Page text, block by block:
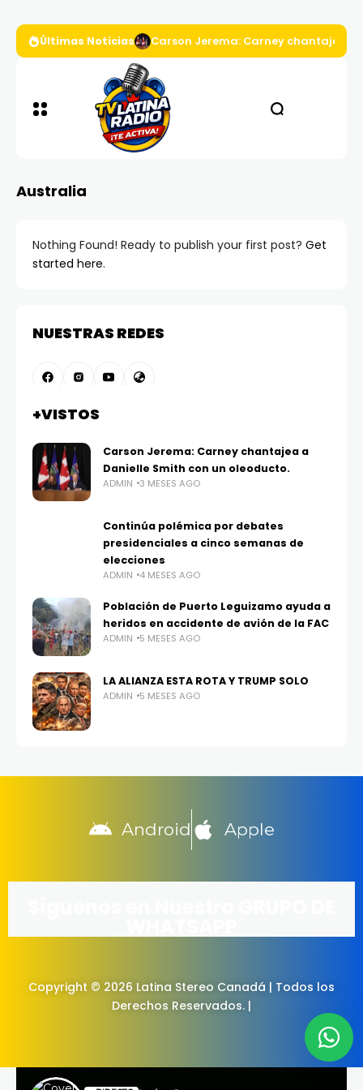
Últimas Noticias Carson Jerema: Carney chantajea a
Australia
Nothing Found! Ready to publish your first post? Get
started here.
NUESTRAS REDES
+VISTOS
Carson Jerema: Carney chantajea a
Danielle Smith con un oleoducto.
ADMIN 3 MESES AGO
Continúa polémica por debates
presidenciales a cinco semanas de
elecciones
ADMIN 4 MESES AGO
Población de Puerto Leguizamo ayuda a
heridos en accidente de avión de la FAC
ADMIN 5 MESES AGO
LA ALIANZA ESTA ROTA Y TRUMP SOLO
ADMIN 5 MESES AGO
Android Apple
Copyright © 2026 Latina Stereo Canadá | Todos los
Derechos Reservados. |